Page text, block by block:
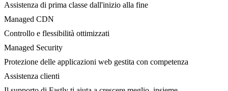
Assistenza di prima classe dall'inizio alla fine
Managed CDN
Controllo e flessibilità ottimizzati
Managed Security
Protezione delle applicazioni web gestita con competenza
Assistenza clienti